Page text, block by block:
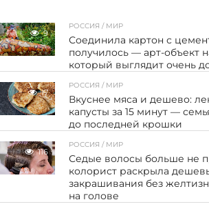
9
РОССИЯ / МИР
Соединила картон с
получилось — арт-объект
который выглядит очень
17
РОССИЯ / МИР
Вкуснее мяса и дешево:
капусты за 15 минут —
до последней крошки
116
РОССИЯ / МИР
Седые волосы больше не
колорист раскрыла
закрашивания без
на голове